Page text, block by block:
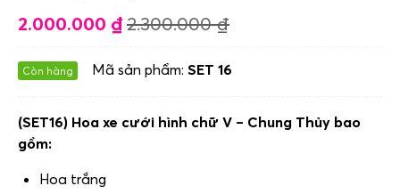
2.000.000 ₫ 2.300.000₫
Còn hàng Mã sản phẩm: SET 16
(SET16) Hoa xe cưới hình chữ V – Chung Thủy bao
gồm:
Hoa trắng